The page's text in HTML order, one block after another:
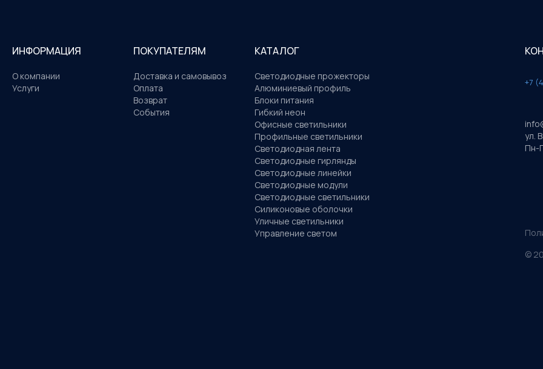
ИНФОРМАЦИЯ
О компании
Услуги
ПОКУПАТЕЛЯМ
Доставка и самовывоз
Оплата
Возврат
События
КАТАЛОГ
Светодиодные прожекторы
Алюминиевый профиль
Блоки питания
Гибкий неон
Офисные светильники
Профильные светильники
Светодиодная лента
Светодиодные гирлянды
Светодиодные линейки
Светодиодные модули
Светодиодные светильники
Силиконовые оболочки
Уличные светильники
Управление светом
+7
ул.
Пн-
©